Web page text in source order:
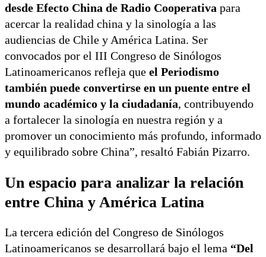
desde Efecto China de Radio Cooperativa para
acercar la realidad china y la sinología a las
audiencias de Chile y América Latina. Ser
convocados por el III Congreso de Sinólogos
Latinoamericanos refleja que el Periodismo
también puede convertirse en un puente entre el
mundo académico y la ciudadanía, contribuyendo
a fortalecer la sinología en nuestra región y a
promover un conocimiento más profundo, informado
y equilibrado sobre China”, resaltó Fabián Pizarro.
Un espacio para analizar la relación
entre China y América Latina
La tercera edición del Congreso de Sinólogos
Latinoamericanos se desarrollará bajo el lema “Del